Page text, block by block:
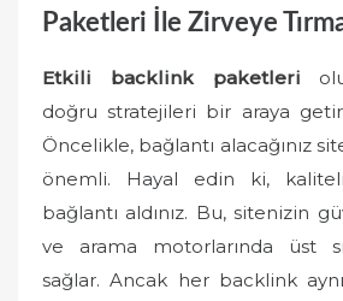
Paketleri İle Zirveye
Etkili backlink paketleri
doğru stratejileri bir araya
Öncelikle, bağlantı alacağınız
önemli. Hayal edin ki,
bağlantı aldınız. Bu, sitenizin
ve arama motorlarında üst
sağlar. Ancak her backlink